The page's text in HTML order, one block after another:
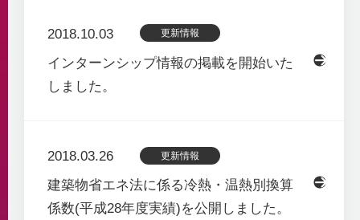
2018.10.03 更新情報
インターンシップ情報の掲載を開始いた
しました。
2018.03.26 更新情報
建築物省エネ法に係る冷熱・温熱別換算
係数(平成28年度実績)を公開しました。